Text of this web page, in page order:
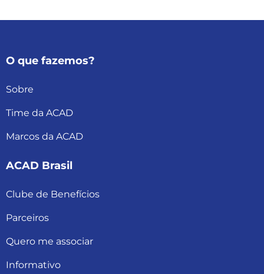
O que fazemos?
Sobre
Time da ACAD
Marcos da ACAD
ACAD Brasil
Clube de Benefícios
Parceiros
Quero me associar
Informativo